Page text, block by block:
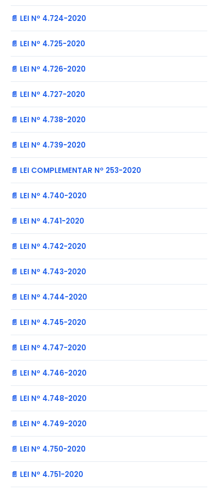
📄 LEI Nº 4.724-2020
📄 LEI Nº 4.725-2020
📄 LEI Nº 4.726-2020
📄 LEI Nº 4.727-2020
📄 LEI Nº 4.738-2020
📄 LEI Nº 4.739-2020
📄 LEI COMPLEMENTAR Nº 253-2020
📄 LEI Nº 4.740-2020
📄 LEI Nº 4.741-2020
📄 LEI Nº 4.742-2020
📄 LEI Nº 4.743-2020
📄 LEI Nº 4.744-2020
📄 LEI Nº 4.745-2020
📄 LEI Nº 4.747-2020
📄 LEI Nº 4.746-2020
📄 LEI Nº 4.748-2020
📄 LEI Nº 4.749-2020
📄 LEI Nº 4.750-2020
📄 LEI Nº 4.751-2020